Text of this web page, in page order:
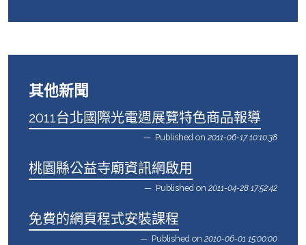
其他新聞
2011台北國際光電週展覽特色商品報導
Published on 2011-06-17 10:10:38
桃園縣公益寺廟資訊網啟用
Published on 2011-04-28 17:52:42
免費的網頁程式安裝課程
Published on 2010-06-01 15:00:00